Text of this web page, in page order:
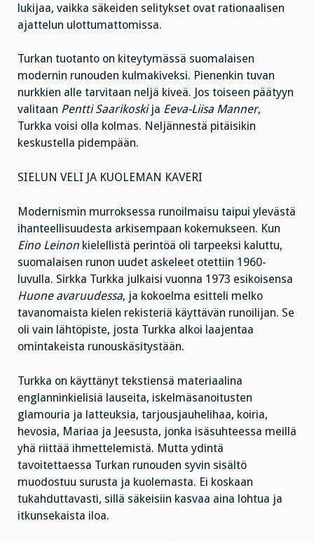
lukijaa, vaikka säkeiden selitykset ovat rationaalisen
ajattelun ulottumattomissa.
Turkan tuotanto on kiteytymässä suomalaisen
modernin runouden kulmakiveksi. Pienenkin tuvan
nurkkien alle tarvitaan neljä kiveä. Jos toiseen päätyyn
valitaan Pentti Saarikoskija Eeva-Liisa Manner,
Turkka voisi olla kolmas. Neljännestä pitäisikin
keskustella pidempään.
SIELUN VELI JA KUOLEMAN KAVERI
Modernismin murroksessa runoilmaisu taipui ylevästä
ihanteellisuudesta arkisempaan kokemukseen. Kun
Eino Leinon kielellistä perintöä oli tarpeeksi kaluttu,
suomalaisen runon uudet askeleet otettiin 1960-
luvulla. Sirkka Turkka julkaisi vuonna 1973 esikoisensa
Huone avaruudessa, ja kokoelma esitteli melko
tavanomaista kielen rekisteriä käyttävän runoilijan. Se
oli vain lähtöpiste, josta Turkka alkoi laajentaa
omintakeista runouskäsitystään.
Turkka on käyttänyt tekstiensä materiaalina
englanninkielisiä lauseita, iskelmäsanoitusten
glamouria ja latteuksia, tarjousjauhelihaa, koiria,
hevosia, Mariaa ja Jeesusta, jonka isäsuhteessa meillä
yhä riittää ihmettelemistä. Mutta ydintä
tavoitettaessa Turkan runouden syvin sisältö
muodostuu surusta ja kuolemasta. Ei koskaan
tukahduttavasti, sillä säkeisiin kasvaa aina lohtua ja
itkunsekaista iloa.